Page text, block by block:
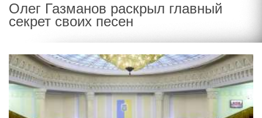
Олег Газманов раскрыл главный
секрет своих песен